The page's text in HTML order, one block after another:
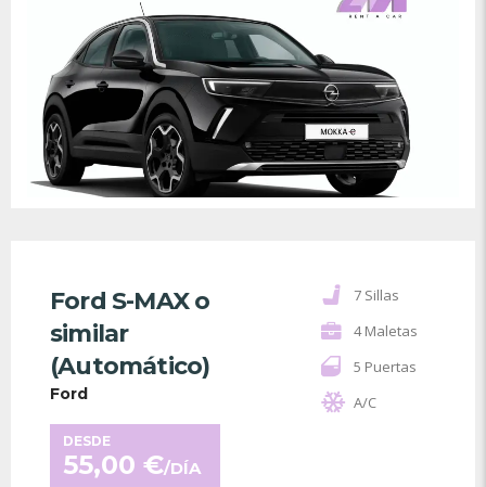
Ford S-MAX o
similar
(Automático)
Ford
DESDE
55,00 €/DÍA
7 Sillas
4 Maletas
5 Puertas
A/C